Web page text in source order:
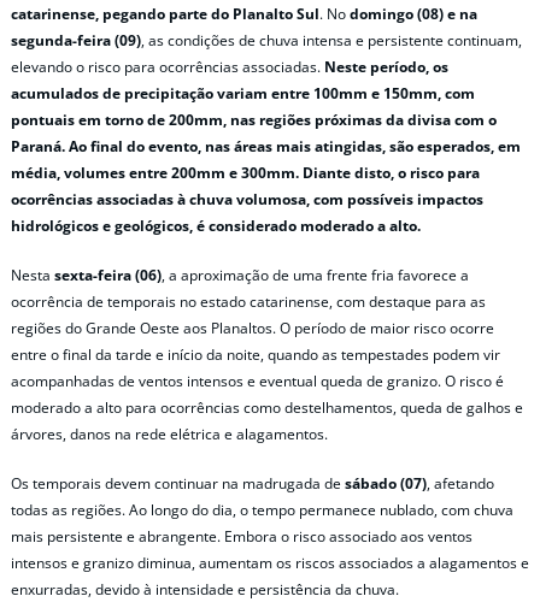
catarinense, pegando parte do Planalto Sul. Nodomingo (08) e na
segunda-feira (09), as condições de chuva intensa e persistente continuam,
elevando o risco para ocorrências associadas. Neste período, os
acumulados de precipitação variam entre 100mm e 150mm, com
pontuais em torno de 200mm, nas regiões próximas da divisa com o
Paraná. Ao final do evento, nas áreas mais atingidas, são esperados, em
média, volumes entre 200mm e 300mm. Diante disto, o risco para
ocorrências associadas à chuva volumosa, com possíveis impactos
hidrológicos e geológicos, é considerado moderado a alto.
Nesta sexta-feira (06), a aproximação de uma frente fria favorece a
ocorrência de temporais no estado catarinense, com destaque para as
regiões do Grande Oeste aos Planaltos. O período de maior risco ocorre
entre o final da tarde e início da noite, quando as tempestades podem vir
acompanhadas de ventos intensos e eventual queda de granizo. O risco é
moderado a alto para ocorrências como destelhamentos, queda de galhos e
árvores, danos na rede elétrica e alagamentos.
Os temporais devem continuar na madrugada desábado (07), afetando
todas as regiões. Ao longo do dia, o tempo permanece nublado, com chuva
mais persistente e abrangente. Embora o risco associado aos ventos
intensos e granizo diminua, aumentam os riscos associados a alagamentos e
enxurradas, devido à intensidade e persistência da chuva.